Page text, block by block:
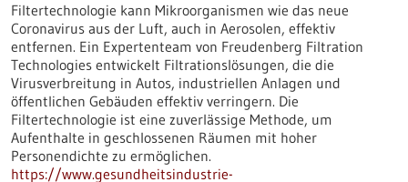
Filtertechnologie kann Mikroorganismen wie das neue
Coronavirus aus der Luft, auch in Aerosolen, effektiv
entfernen. Ein Expertenteam von Freudenberg Filtration
Technologies entwickelt Filtrationslösungen, die die
Virusverbreitung in Autos, industriellen Anlagen und
öffentlichen Gebäuden effektiv verringern. Die
Filtertechnologie ist eine zuverlässige Methode, um
Aufenthalte in geschlossenen Räumen mit hoher
Personendichte zu ermöglichen.
https://www.gesundheitsindustrie-